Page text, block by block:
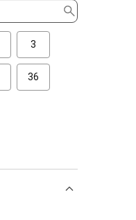
3
36